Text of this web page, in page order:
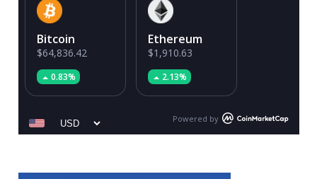
Bitcoin
$64,836.42
0.83%
Ethereum
$1,910.63
2.13%
Powered by